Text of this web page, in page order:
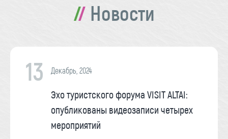
Новости
13 Декабрь, 2024
Эхо туристского форума VISIT ALTAI:
опубликованы видеозаписи четырех
мероприятий